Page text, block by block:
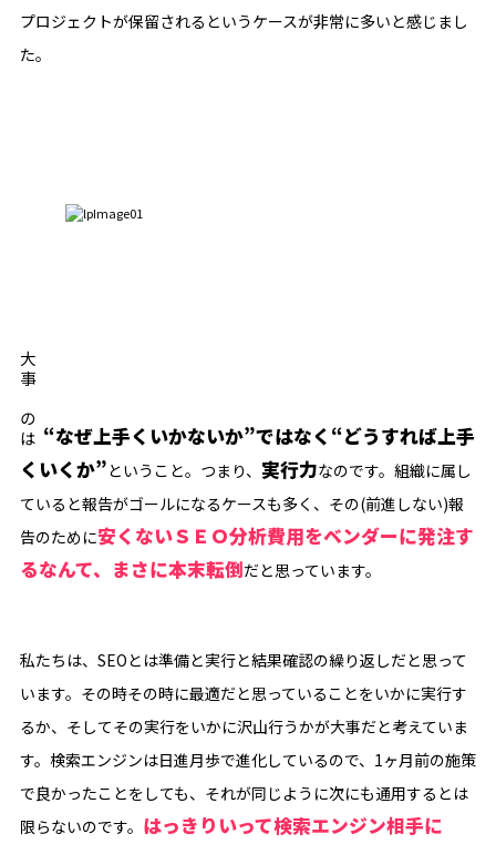
プロジェクトが保留されるというケースが非常に多いと感じまし
た。
大事なのは “なぜ上手くいかないか”ではなく“どうすれば上手
くいくか”ということ。つまり、 実行力なのです。組織に属し
ていると報告がゴールになるケースも多く、その(前進しない)報
告のために安くないＳＥＯ分析費用をベンダーに発注す
るなんて、まさに本末転倒だと思っています。
私たちは、SEOとは準備と実行と結果確認の繰り返しだと思って
います。その時その時に最適だと思っていることをいかに実行す
るか、そしてその実行をいかに沢山行うかが大事だと考えていま
す。検索エンジンは日進月歩で進化しているので、1ヶ月前の施策
で良かったことをしても、それが同じように次にも通用するとは
限らないのです。 はっきりいって検索エンジン相手に